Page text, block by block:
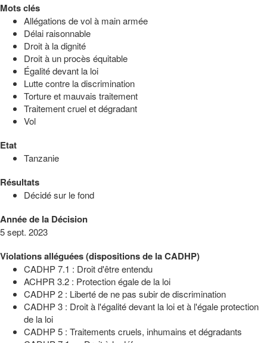
Mots clés
Allégations de vol à main armée
Délai raisonnable
Droit à la dignité
Droit à un procès équitable
Égalité devant la loi
Lutte contre la discrimination
Torture et mauvais traitement
Traitement cruel et dégradant
Vol
Etat
Tanzanie
Résultats
Décidé sur le fond
Année de la Décision
5 sept. 2023
Violations alléguées (dispositions de la CADHP)
CADHP 7.1 : Droit d'être entendu
ACHPR 3.2 : Protection égale de la loi
CADHP 2 : Liberté de ne pas subir de discrimination
CADHP 3 : Droit à l'égalité devant la loi et à l'égale protection
de la loi
CADHP 5 : Traitements cruels, inhumains et dégradants